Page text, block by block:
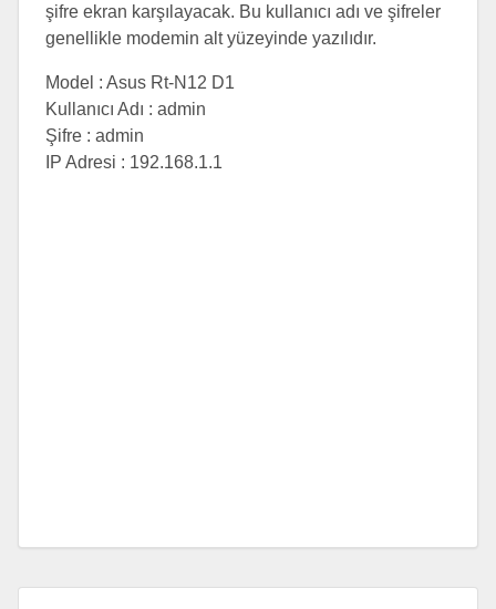
şifre ekran karşılayacak. Bu kullanıcı adı ve şifreler
genellikle modemin alt yüzeyinde yazılıdır.
Model : Asus Rt-N12 D1
Kullanıcı Adı : admin
Şifre : admin
IP Adresi : 192.168.1.1